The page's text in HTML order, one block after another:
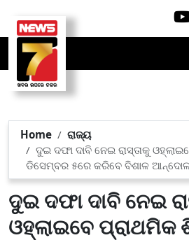
Home
ରାଜ୍ୟ
ଦୁଇ ଦଫା ଦାବି ନେଇ ରାସ୍ତାକୁ
ଡିସେମ୍ବର ୫ରେ କରିବେ ବିଶାଳ
ଦୁଇ ଦଫା ଦାବି ନେଇ
ଓହ୍ଲାଇବେ ପ୍ରାଥମିକ